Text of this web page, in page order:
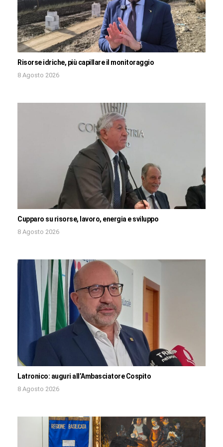
Risorse idriche, più capillare il monitoraggio
8 Agosto 2026
Cupparo su risorse, lavoro, energia e sviluppo
8 Agosto 2026
Latronico: auguri all’Ambasciatore Cospito
8 Agosto 2026